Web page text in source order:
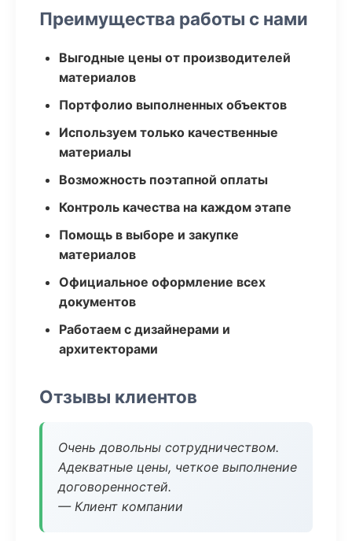
Преимущества работы с нами
Выгодные цены от производителей
материалов
Портфолио выполненных объектов
Используем только качественные
материалы
Возможность поэтапной оплаты
Контроль качества на каждом этапе
Помощь в выборе и закупке
материалов
Официальное оформление всех
документов
Работаем с дизайнерами и
архитекторами
Отзывы клиентов
Очень довольны сотрудничеством.
Адекватные цены, четкое выполнение
договоренностей.
— Клиент компании